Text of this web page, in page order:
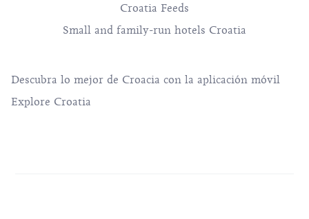
Croatia Feeds
Small and family-run hotels Croatia
Descubra lo mejor de Croacia con la aplicación móvil
Explore Croatia